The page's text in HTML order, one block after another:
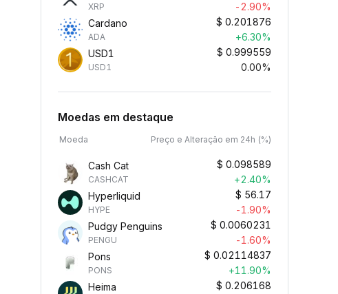
XRP
-2.90%
Cardano
ADA
$ 0.201876
+6.30%
USD1
USD1
$ 0.999559
0.00%
Moedas em destaque
Moeda Preço e Alteração em 24h (%)
Cash Cat
CASHCAT
$ 0.098589
+2.40%
Hyperliquid
HYPE
$ 56.17
-1.90%
Pudgy Penguins
PENGU
$ 0.0060231
-1.60%
Pons
PONS
$ 0.02114837
+11.90%
Heima
$ 0.206168